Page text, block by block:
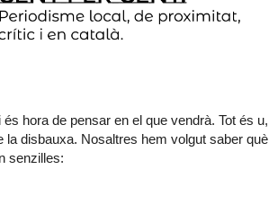
hora de pensar en el que vendrà. Tot és u,
disbauxa. Nosaltres hem volgut saber què
senzilles: